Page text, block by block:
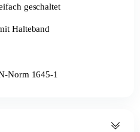
geschaltet
Halteband
Norm 1645-1